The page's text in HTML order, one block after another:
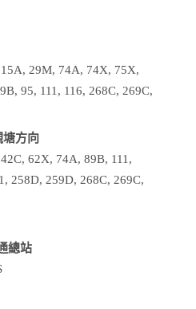
15A, 29M, 74A, 74X, 75X,
95, 111, 116, 268C, 269C,
塘方向
62X, 74A, 89B, 111,
258D, 259D, 268C, 269C,
總站